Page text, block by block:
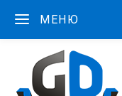
МЕНЮ